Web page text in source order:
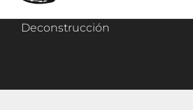
Deconstrucción